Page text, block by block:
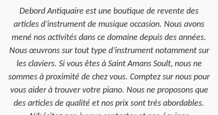
Debord Antiquaire est une boutique de revente des
articles d’instrument de musique occasion. Nous avons
mené nos activités dans ce domaine depuis des années.
Nous œuvrons sur tout type d’instrument notamment sur
les claviers. Si vous êtes à Saint Amans Soult, nous ne
sommes à proximité de chez vous. Comptez sur nous pour
vous aider à trouver votre piano. Nous ne proposons que
des articles de qualité et nos prix sont très abordables.